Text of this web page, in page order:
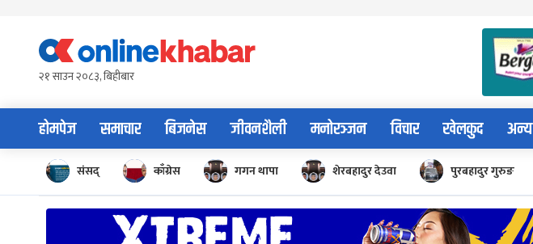
content२१ साउन २०८३, बिहीबार
होमपेज समाचार बिजनेस जीवनशैली मनोरञ्जन विचार खेलकुद अन्य
संसद् काँग्रेस गगन थापा शेरबहादुर देउवा पुरबहादुर गुरुङ